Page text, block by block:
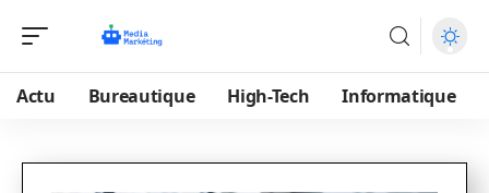
Actu Bureautique High-Tech Informatique